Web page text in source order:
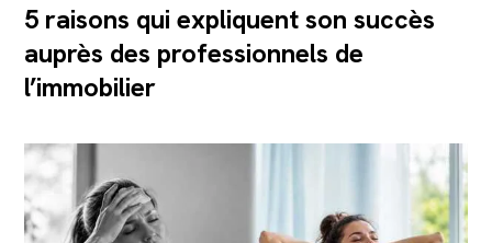
5 raisons qui expliquent son succès
auprès des professionnels de
l’immobilier